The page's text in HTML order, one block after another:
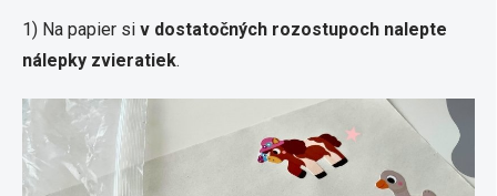
1) Na papier si v dostatočných rozostupoch nalepte
nálepky zvieratiek.